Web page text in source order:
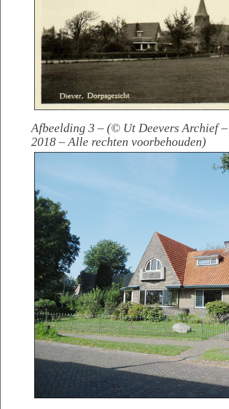
Afbeelding 3 – (© Ut Deevers Archief
2018 – Alle rechten voorbehouden)